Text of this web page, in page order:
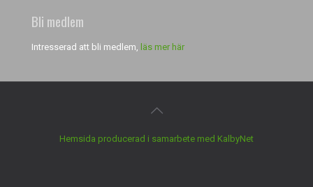
Bli medlem
Intresserad att bli medlem, läs mer här
Hemsida producerad i samarbete med KalbyNet